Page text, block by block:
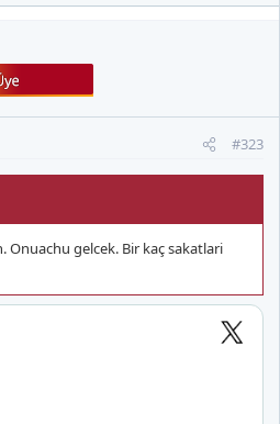
#323
Onuachu gelcek. Bir kaç sakatlari